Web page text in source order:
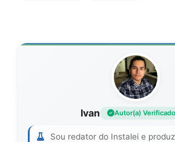
Ivan Autor(a)
Sou redator do Instalei e